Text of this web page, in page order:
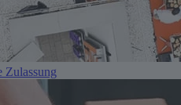
Zulassung